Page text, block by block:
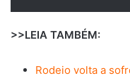
>>LEIA TAMBÉM:
Rodeio volta a